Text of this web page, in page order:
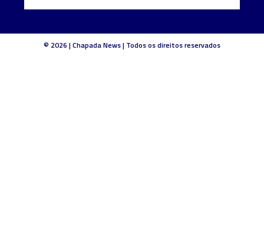
© 2026 | Chapada News | Todos os direitos reservados